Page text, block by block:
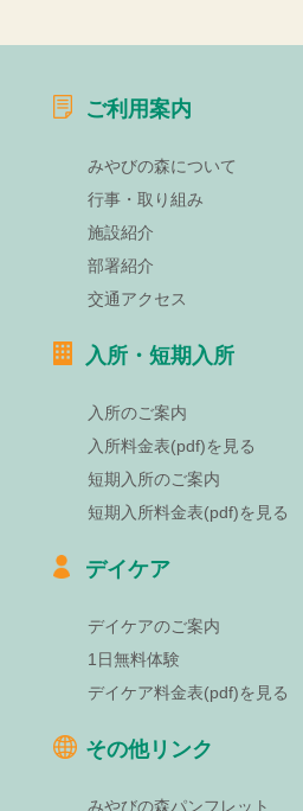
ご利用案内
みやびの森について
行事・取り組み
施設紹介
部署紹介
交通アクセス
入所・短期入所
入所のご案内
入所料金表(pdf)を見る
短期入所のご案内
短期入所料金表(pdf)を見る
デイケア
デイケアのご案内
1日無料体験
デイケア料金表(pdf)を見る
その他リンク
みやびの森パンフレット